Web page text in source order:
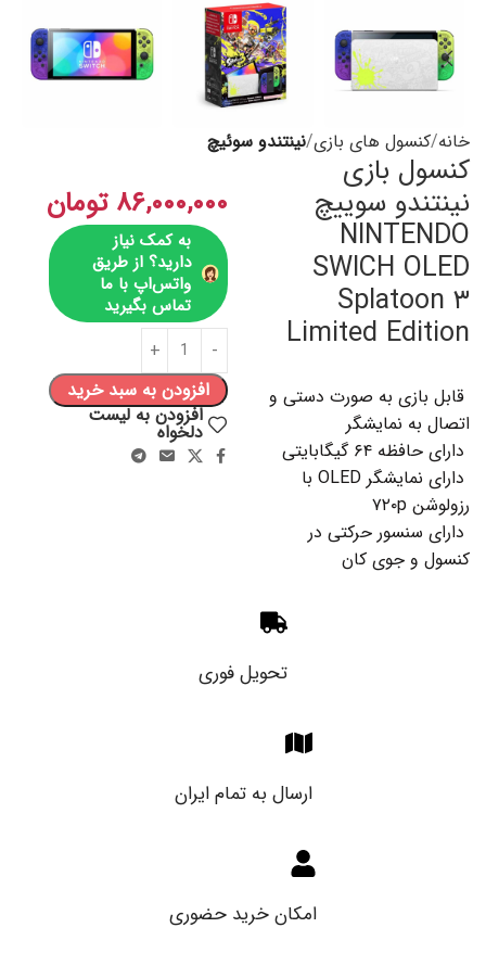
خانه کنسول های بازی نینتندو سوئیچ
کنسول بازی
نینتندو سوییچ
NINTENDO
SWICH OLED
Splatoon ۳
Limited Edition
قابل بازی به صورت دستی و
اتصال به نمایشگر
دارای حافظه ۶۴ گیگابایتی
دارای نمایشگر OLED با
رزولوشن ۷۲۰p
دارای سنسور حرکتی در
کنسول و جوی کان
۸۶,۰۰۰,۰۰۰ تومان
به کمک نیاز
دارید؟ از طریق
واتس‌اپ با ما
تماس بگیرید
افزودن به سبد خرید
افزودن به لیست
دلخواه
تحویل فوری
ارسال به تمام ایران
امکان خرید حضوری